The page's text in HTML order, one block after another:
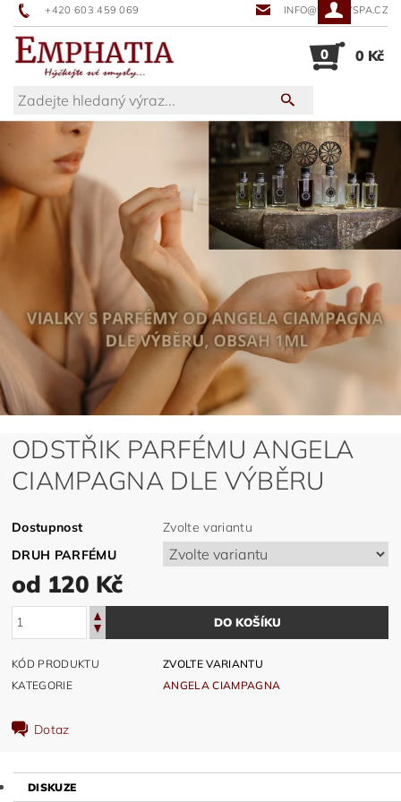
+420 603 459 069 INFO@SUNNYSPA.CZ
0 0 Kč
ODSTŘIK PARFÉMU ANGELA
CIAMPAGNA DLE VÝBĚRU
Dostupnost
Zvolte variantu
DRUH PARFÉMU
od 120 Kč
KÓD PRODUKTU
ZVOLTE VARIANTU
KATEGORIE
ANGELA CIAMPAGNA
Dotaz
DISKUZE